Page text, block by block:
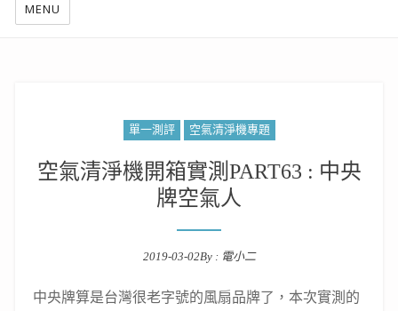
MENU
單一測評 空氣清淨機專題
空氣清淨機開箱實測PART63 : 中央
牌空氣人
2019-03-02By : 電小二
中央牌算是台灣很老字號的風扇品牌了，本次實測的